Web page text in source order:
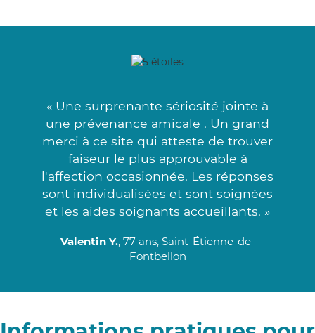
« Une surprenante sériosité jointe à
une prévenance amicale . Un grand
merci à ce site qui atteste de trouver
faiseur le plus approuvable à
l'affection occasionnée. Les réponses
sont individualisées et sont soignées
et les aides soignants accueillants. »
Valentin Y., 77 ans, Saint-Étienne-de-
Fontbellon